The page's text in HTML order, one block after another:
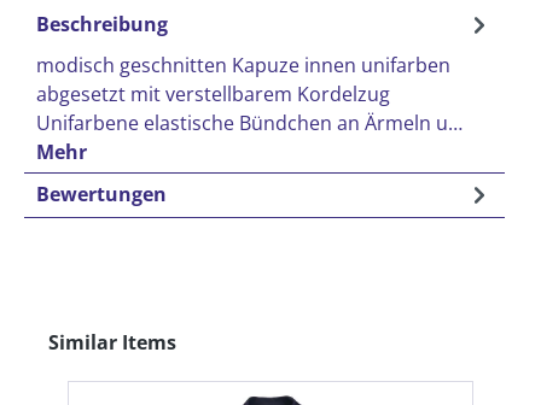
Beschreibung
modisch geschnitten Kapuze innen unifarben
abgesetzt mit verstellbarem Kordelzug
Unifarbene elastische Bündchen an Ärmeln u…
Mehr
Bewertungen
Produktgalerie überspringen
Similar Items